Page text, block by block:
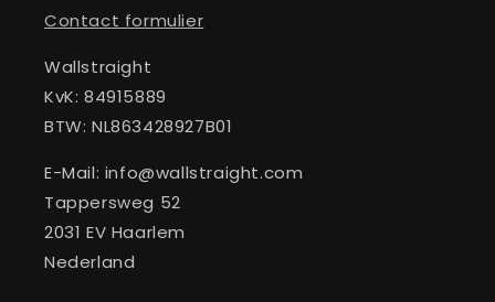
Contact formulier
Wallstraight
KvK: 84915889
BTW: NL863428927B01
E-Mail: info@wallstraight.com
Tappersweg 52
2031 EV Haarlem
Nederland